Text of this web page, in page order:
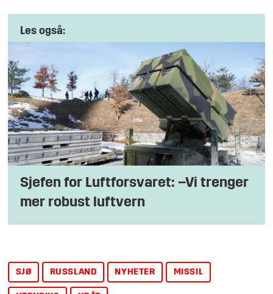
Les også:
Sjefen for Luftforsvaret: –Vi trenger
mer robust luftvern
SJØ RUSSLAND NYHETER MISSIL